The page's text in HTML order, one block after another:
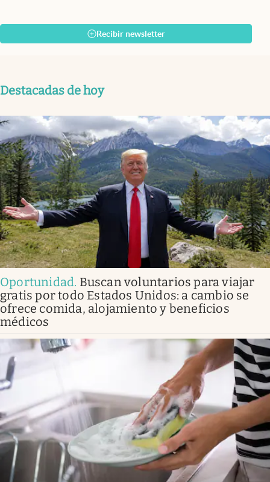
Recibir newsletter
Destacadas de hoy
Oportunidad. Buscan voluntarios para viajar
gratis por todo Estados Unidos: a cambio se
ofrece comida, alojamiento y beneficios
médicos